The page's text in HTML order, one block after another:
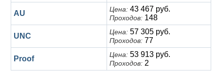
AU Цена: 43 467 руб.
Проходов: 148
UNC Цена: 57 305 руб.
Проходов: 77
Proof Цена: 53 913 руб.
Проходов: 2